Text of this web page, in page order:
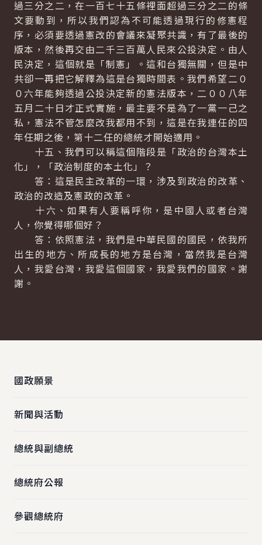
過三分之二，在一百七十五條裡面超過三分之二的條
文要動到，所以我們認為不可能透過現行的修憲程
序，必須要透過憲改的會議來凝聚共識，有了最後的
版本，然後再交由二千三百萬人民來公投決定。由人
民決定，這個就是「制憲」。這和台獨無關，但是中
共卻一再把它解釋為這是台獨時間表。我們希望二０
０六年能夠透過公投決定新的憲法版本，二００八年
五月二十日才正式實施，最主要不是為了一黨一己之
私，憲法不管怎麼改我都用不到，這是在我連任的四
年任期之後，第十二任的總統才開始適用。
十五、我們可以稱這個階段是「政治的台灣本土
化」，「政治制度的本土化」？
答：這是民主改革的一環，涉及到政治的改革、
政治的改造及憲政的改革。
十六、如果有人要稱呼你，是中國人或者台灣
人，你覺得哪個好？
答：依照憲法，我們是中華民國的國民，依我所
出生的地方、所成長的地方是台灣，當然我是台灣
人，我愛台灣，我愛這個國家，我愛我們的國家。謝
謝。
國政願景
新聞與活動
總統與副總統
總統府公報
參觀總統府